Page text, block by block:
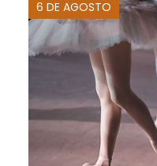
6 DE AGOSTO